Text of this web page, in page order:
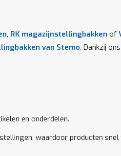
, RK magazijnstellingbakken of
van Stemo. Dankzij
en onderdelen.
waardoor producten snel